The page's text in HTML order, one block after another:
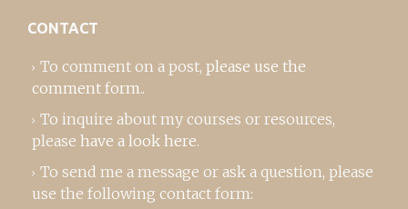
CONTACT
To comment on a post, please use the
comment form..
To inquire about my courses or resources,
please have a look here.
To send me a message or ask a question, please
use the following contact form: